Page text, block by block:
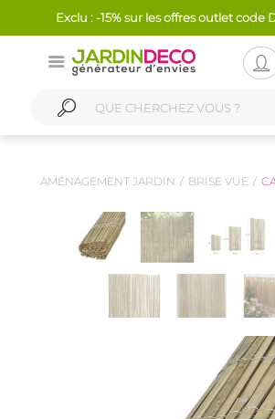
Exclu : -15% sur les offres outlet code
AMÉNAGEMENT JARDIN BRISE VUE